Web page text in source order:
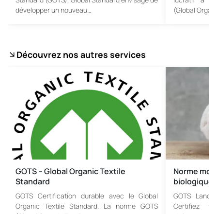
développer un nouveau…
(Global
Découvrez nos autres services
GOTS – Global Organic Textile
Standard
GOTS Certification durable avec le Global
Organic Textile Standard. La norme GOTS
Norme
GOTS
Certifiez